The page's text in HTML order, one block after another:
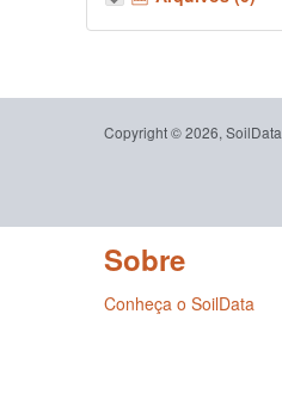
Copyright © 2026, SoilData
Sobre
Conheça o SoilData